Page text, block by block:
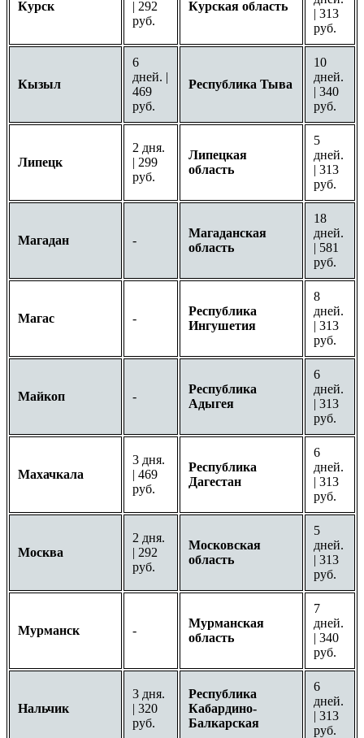
Курск
| 292
руб.
Курская область
| 313
руб.
Кызыл
6
дней. |
469
руб.
Республика Тыва
10
дней.
| 340
руб.
Липецк
2 дня.
| 299
руб.
Липецкая
область
5
дней.
| 313
руб.
Магадан -
Магаданская
область
18
дней.
| 581
руб.
Магас -
Республика
Ингушетия
8
дней.
| 313
руб.
Майкоп -
Республика
Адыгея
6
дней.
| 313
руб.
Махачкала
3 дня.
| 469
руб.
Республика
Дагестан
6
дней.
| 313
руб.
Москва
2 дня.
| 292
руб.
Московская
область
5
дней.
| 313
руб.
Мурманск -
Мурманская
область
7
дней.
| 340
руб.
Нальчик
3 дня.
| 320
руб.
Республика
Кабардино-
Балкарская
6
дней.
| 313
руб.